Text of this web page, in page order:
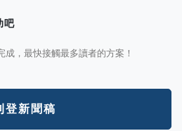
吧
，最快接觸最多讀者的方案！
登新聞稿